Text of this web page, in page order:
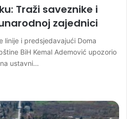
Traži saveznike i
zajednici
linije i predsjedavajući Doma
BiH Kemal Ademović upozorio
ustavni…